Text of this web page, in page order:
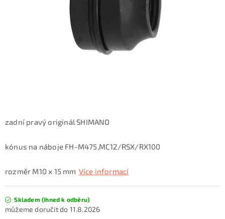
zadní pravý originál SHIMANO
kónus na náboje FH-M475,MC12/RSX/RX100
rozměr M10 x 15 mm Více informací
Skladem (ihned k odběru)
11.8.2026